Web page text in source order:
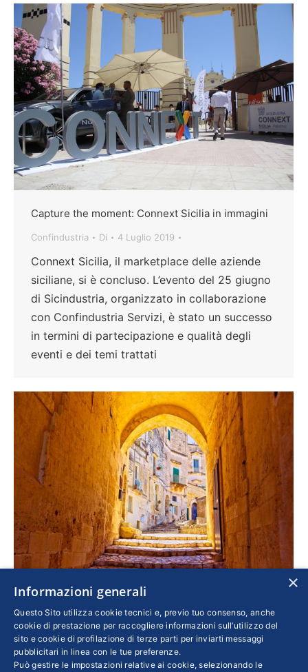
Capture the moment: Connext Sicilia in immagini
Confindustria Di 4 Luglio 2019
Connext Sicilia, il marketplace delle aziende
siciliane, si è concluso. L’evento del 25 giugno
di Sicindustria, organizzato in collaborazione
con Confindustria Servizi, è stato un successo
in termini di partecipazione e qualità degli
eventi e dei temi trattati
A Matera si parla di credito
Confindustria,Economia Di 3 Luglio 2019
Da oggi fino a domani la città lucana diventa
“Capitale del Credito” per la Consulta dei
×
Informazioni generali
Questo Sito utilizza cookie tecnici e, previo tuo consenso, anche
cookie di prestazione per raccogliere informazioni sull’utilizzo del
sito e cookie di profilazione di terze parti per inviarti messaggi
pubblicitari in linea con le tue preferenze.
Può gestire le impostazioni relative ai cookie, selezionando le